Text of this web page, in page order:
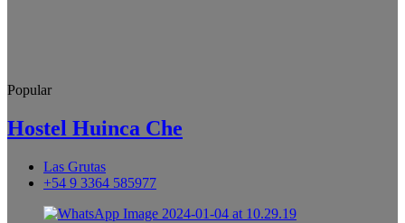
Popular
Hostel Huinca Che
Las Grutas
+54 9 3364 585977